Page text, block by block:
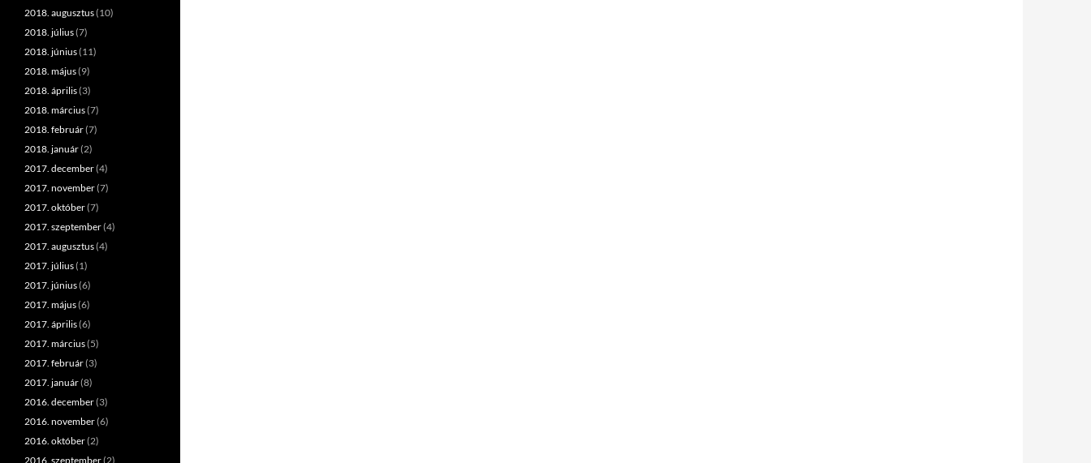
2018. augusztus(10)
2018. július(7)
2018. június(11)
2018. május(9)
2018. április(3)
2018. március(7)
2018. február(7)
2018. január(2)
2017. december(4)
2017. november(7)
2017. október(7)
2017. szeptember(4)
2017. augusztus(4)
2017. július(1)
2017. június(6)
2017. május(6)
2017. április(6)
2017. március(5)
2017. február(3)
2017. január(8)
2016. december(3)
2016. november(6)
2016. október(2)
2016. szeptember(2)